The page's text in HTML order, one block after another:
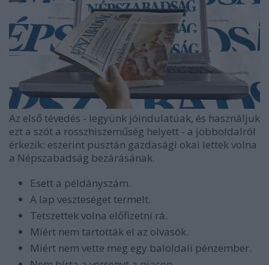
Az első tévedés - legyünk jóindulatúak, és használjuk
ezt a szót a rosszhiszeműség helyett - a jobboldalról
érkezik: eszerint pusztán gazdasági okai lettek volna
a Népszabadság bezárásának.
Esett a példányszám.
A lap veszteséget termelt.
Tetszettek volna előfizetni rá.
Miért nem tartották el az olvasók.
Miért nem vette meg egy baloldali pénzember.